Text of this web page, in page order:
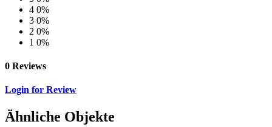
4 0%
3 0%
2 0%
1 0%
0 Reviews
Login for Review
Ähnliche Objekte